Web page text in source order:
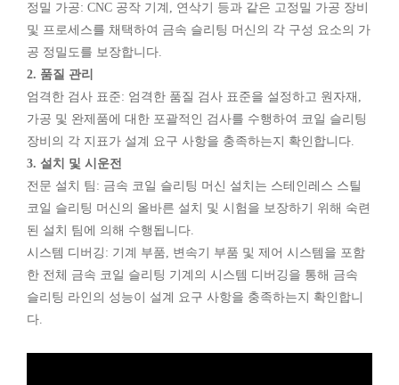
정밀 가공: CNC 공작 기계, 연삭기 등과 같은 고정밀 가공 장비
및 프로세스를 채택하여 금속 슬리팅 머신의 각 구성 요소의 가
공 정밀도를 보장합니다.
2. 품질 관리
엄격한 검사 표준: 엄격한 품질 검사 표준을 설정하고 원자재,
가공 및 완제품에 대한 포괄적인 검사를 수행하여 코일 슬리팅
장비의 각 지표가 설계 요구 사항을 충족하는지 확인합니다.
3. 설치 및 시운전
전문 설치 팀: 금속 코일 슬리팅 머신 설치는 스테인레스 스틸
코일 슬리팅 머신의 올바른 설치 및 시험을 보장하기 위해 숙련
된 설치 팀에 의해 수행됩니다.
시스템 디버깅: 기계 부품, 변속기 부품 및 제어 시스템을 포함
한 전체 금속 코일 슬리팅 기계의 시스템 디버깅을 통해 금속
슬리팅 라인의 성능이 설계 요구 사항을 충족하는지 확인합니
다.